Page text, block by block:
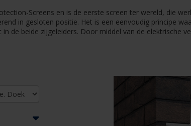
Screens en is de eerste screen ter wereld, die
in gesloten positie. Het is een eenvoudig principe
de beide zijgeleiders. Door middel van de elektrische